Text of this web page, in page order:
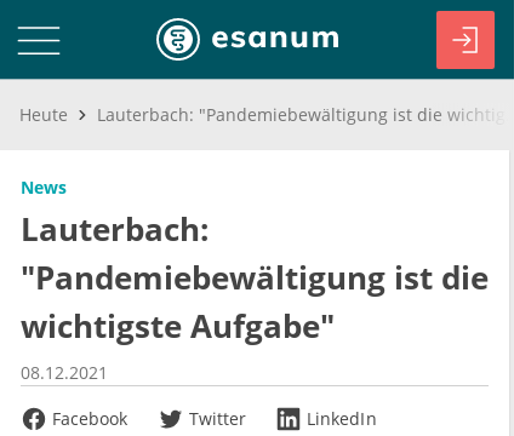
Heute
News
Lauterbach:
"Pandemiebewältigung ist die
wichtigste Aufgabe"
08.12.2021
Facebook
Twitter LinkedIn